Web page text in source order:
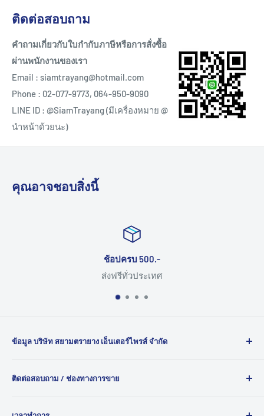
ติดต่อสอบถาม
คำถามเกี่ยวกับใบกำกับภาษีหรือการสั่งซื้อ
ผ่านพนักงานของเรา
Email : siamtrayang@hotmail.com
Phone : 02-077-9773, 064-950-9090
LINE ID : @SiamTrayang (มีเครื่องหมาย @
นำหน้าด้วยนะ)
คุณอาจชอบสิ่งนี้
ช้อปครบ 500.-
ส่งฟรีทั่วประเทศ
ข้อมูล บริษัท สยามตรายาง เอ็นเตอร์ไพรส์ จำกัด
ตรายางหมึกใน ตัว คุณภาพสูงสำหรับทุกความต้องการของ
ประเภท เช่นตรายางหน่วยราชการ ตรายางบริษัท ตรายางโรง
ติดต่อสอบถาม / ช่องทางการขาย